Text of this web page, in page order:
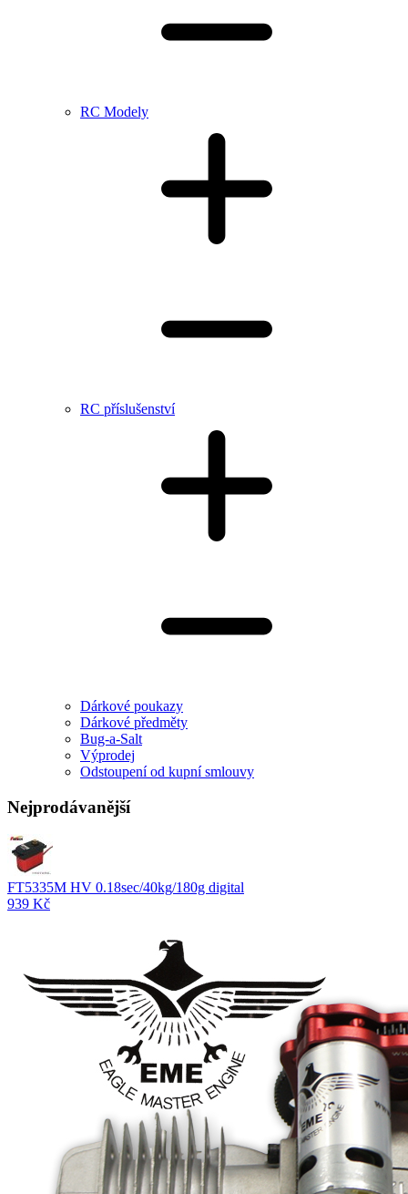
RC Modely
RC příslušenství
Dárkové poukazy
Dárkové předměty
Bug-a-Salt
Výprodej
Odstoupení od kupní smlouvy
Nejprodávanější
FT5335M HV 0.18sec/40kg/180g digital
939 Kč